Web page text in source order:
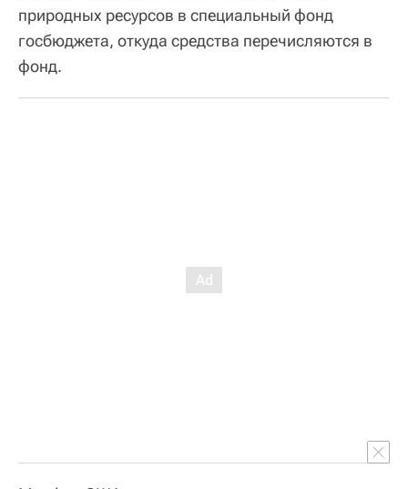
природных ресурсов в специальный фонд
госбюджета, откуда средства перечисляются в
фонд.